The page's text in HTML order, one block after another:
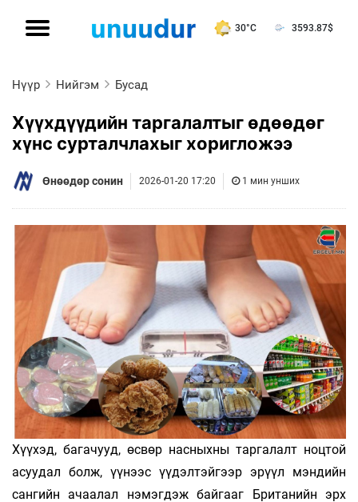
30°C 3593.87$
Нүүр Нийгэм Бусад
Хүүхдүүдийн таргалалтыг өдөөдөг
хүнс сурталчлахыг хоригложээ
Өнөөдөр сонин 2026-01-20 17:20 1 мин унших
Хүүхэд, багачууд, өсвөр насныхны таргалалт ноцтой
асуудал болж, үүнээс үүдэлтэйгээр эрүүл мэндийн
сангийн ачаалал нэмэгдэж байгааг Британийн эрх